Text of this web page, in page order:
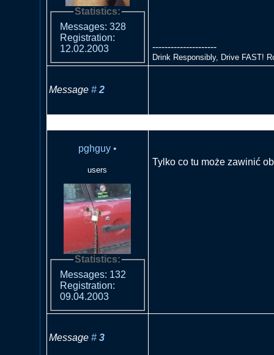
Statistics:
Messages: 328
Registration:
12.02.2003
---------------------
Drink Responsibly, Drive FAST!
Message # 2
pghguy •
users
Statistics:
Messages: 132
Registration:
09.04.2003
Tylko co tu może zawinić
Message # 3